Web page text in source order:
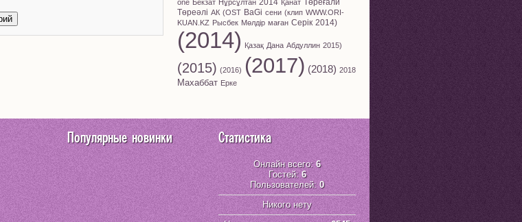
one Бекзат Нұрсұлтан 2014 Қанат Төреғали
Төреәлі АК (OST BaGi сени (клип WWW.ORI-
KUAN.KZ Рысбек Мөлдір маған Серік 2014)
(2014) Қазақ Дана Абдуллин 2015)
(2015) (2016) (2017) (2018) 2018
Махаббат Ерке
Популярные новинки Статистика
Онлайн всего:6
Гостей:6
Пользователей:0
Никого нету